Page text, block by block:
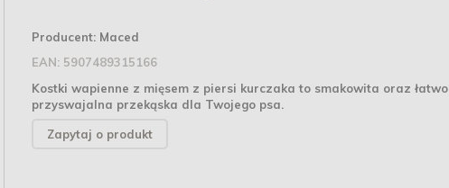
Producent: Maced
EAN: 5907489315166
Kostki wapienne z mięsem z piersi kurczaka to smakowita oraz łatwo
przyswajalna przekąska dla Twojego psa.
Zapytaj o produkt